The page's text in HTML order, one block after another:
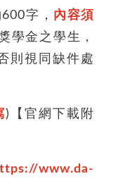
字， 內容須
學金之學生，
則視同缺件處
)【官網下載附
www.da-